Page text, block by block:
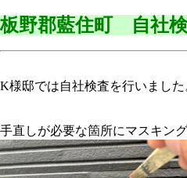
板野郡藍住町 自社
K様邸では自社検査を行いました
手直しが必要な箇所にマスキン